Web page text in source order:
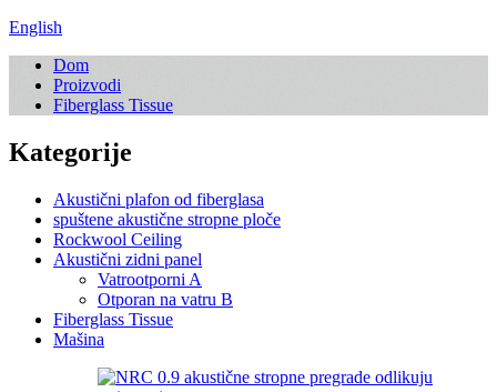
English
Dom
Proizvodi
Fiberglass Tissue
Kategorije
Akustični plafon od fiberglasa
spuštene akustične stropne ploče
Rockwool Ceiling
Akustični zidni panel
Vatrootporni A
Otporan na vatru B
Fiberglass Tissue
Mašina